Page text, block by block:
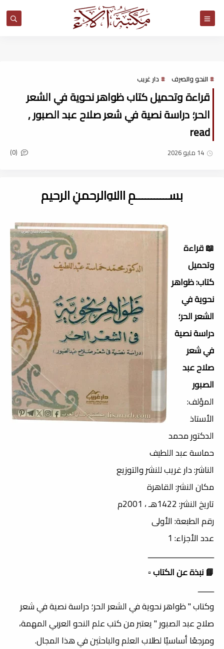
النحو والصرف دار غريب
قراءة وتحميل كتاب ظواهر نحوية في الشعر
الحر؛ دراسة نصية في شعر صلاح عبد الصبور ,
read
14 مايو 2026 (0)
بســـــــــــمِ اﷲِالرحمنِ الرحيم
📖 قراءة
وتحميل
كتاب: ظواهر
نحوية في
الشعر الحر؛
دراسة نصية
في شعر
صلاح عبد
الصبور
المؤلف:
الأستاذ
الدكتور محمد
حماسة عبد اللطيف
الناشر: دار غريب للنشر والتوزيع
مكان النشر: القاهرة
تاريخ النشر: 1422هـ ، 2001م
رقم الطبعة: الأولى
عدد الأجزاء: 1
ـــــــــــــــــــــــــــــــــ
📘 نبذة عن الكتاب▫️
ــــــــ
وكتاب " ظواهر نحوية في الشعر الحر؛ دراسة نصية في شعر
صلاح عبد الصبور " يعتبر من كتب علم النحو العربي المهمة،
ومرجعًا أساسيًا لطلاب العلم والباحثين في هذا المجال.